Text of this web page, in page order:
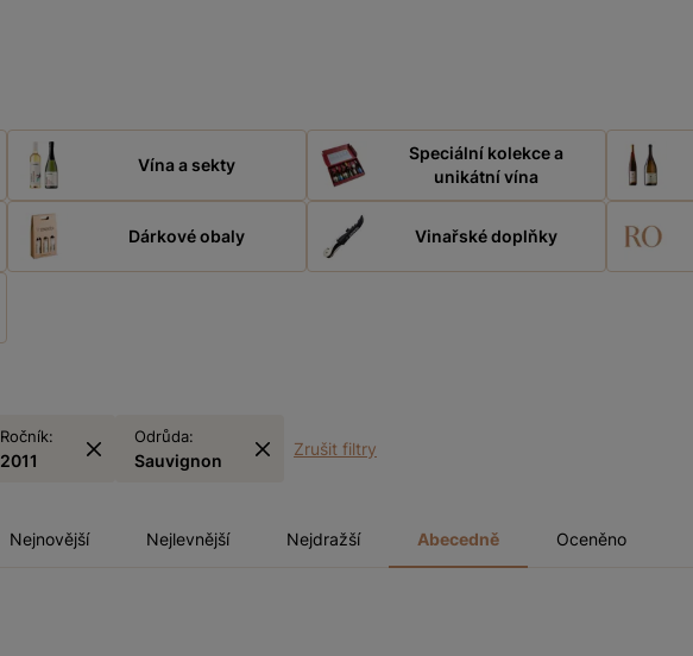
Vína a sekty
Speciální kolekce a
unikátní vína
Dárkové obaly Vinařské doplňky
Ročník:
2011
Odrůda:
Sauvignon
Zrušit filtry
Nejnovější Nejlevnější Nejdražší Abecedně Oceněno